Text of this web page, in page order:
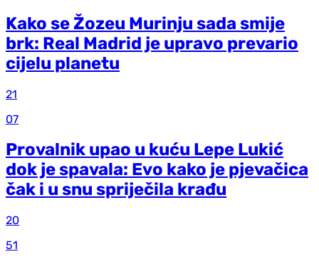
Kako se Žozeu Murinju sada smije
brk: Real Madrid je upravo prevario
cijelu planetu
21
07
Provalnik upao u kuću Lepe Lukić
dok je spavala: Evo kako je pjevačica
čak i u snu spriječila krađu
20
51